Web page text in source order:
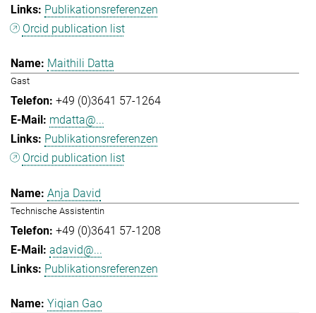
Publikationsreferenzen
Orcid publication list
Maithili Datta
Gast
+49 (0)3641 57-1264
mdatta@...
Publikationsreferenzen
Orcid publication list
Anja David
Technische Assistentin
+49 (0)3641 57-1208
adavid@...
Publikationsreferenzen
Yiqian Gao